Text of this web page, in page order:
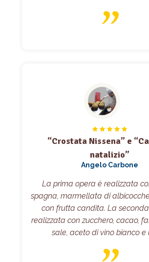
“Crostata Nissena” e
natalizio”
Angelo Carbone
La prima opera è realizzata
spagna, marmellata di
con frutta candita. La
realizzata con zucchero, cacao,
sale, aceto di vino bianco e